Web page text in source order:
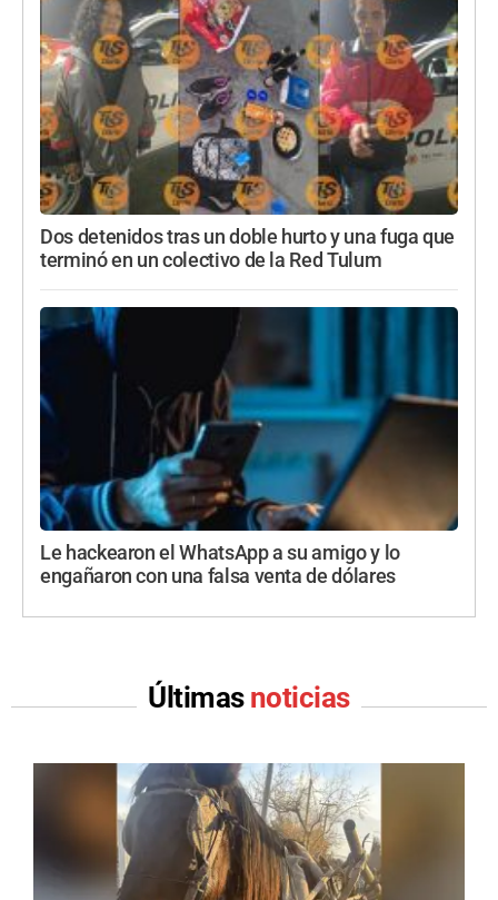
Dos detenidos tras un doble hurto y una fuga que
terminó en un colectivo de la Red Tulum
Le hackearon el WhatsApp a su amigo y lo
engañaron con una falsa venta de dólares
Últimas noticias